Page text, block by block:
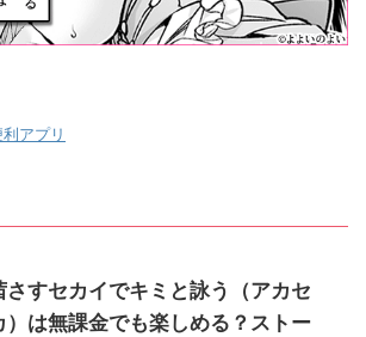
利アプリ
さすセカイでキミと詠う（アカセ
）は無課金でも楽しめる？ストー